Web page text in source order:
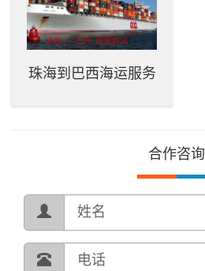
珠海到巴西海运服务
合作咨询